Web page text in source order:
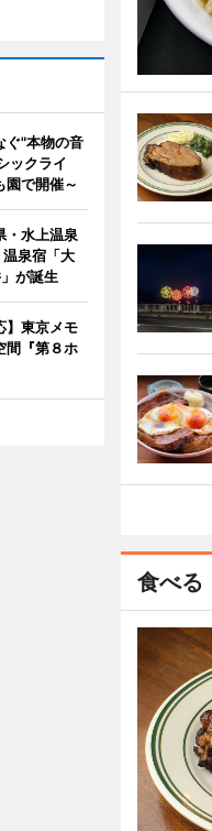
食べる
ぐ"本物の音
ックライ
園で開催～
・水上温泉
温泉宿「大
が誕生
】東京メモ
間『第８ホ